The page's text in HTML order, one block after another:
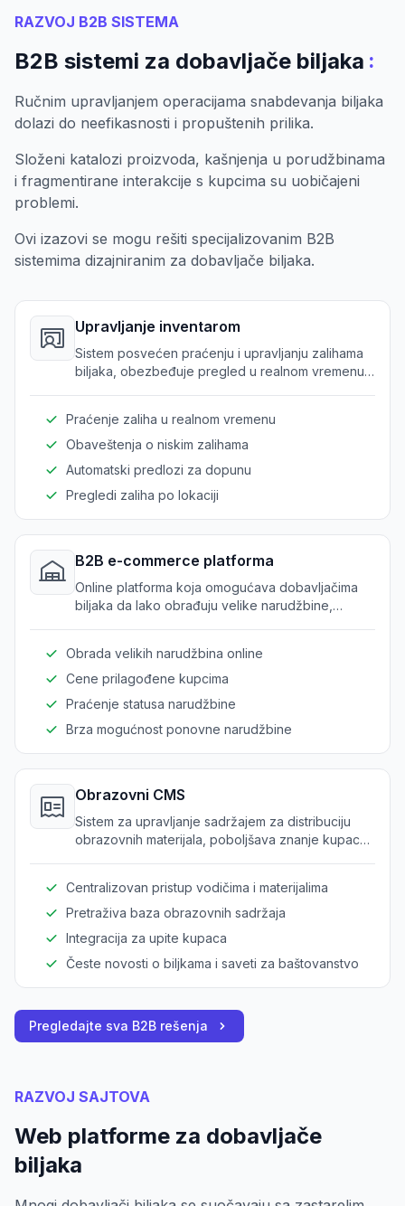
RAZVOJ B2B SISTEMA
B2B sistemi za dobavljače biljaka :
Ručnim upravljanjem operacijama snabdevanja biljaka
dolazi do neefikasnosti i propuštenih prilika.
Složeni katalozi proizvoda, kašnjenja u porudžbinama
i fragmentirane interakcije s kupcima su uobičajeni
problemi.
Ovi izazovi se mogu rešiti specijalizovanim B2B
sistemima dizajniranim za dobavljače biljaka.
Upravljanje inventarom
Sistem posvećen praćenju i upravljanju zalihama
biljaka, obezbeđuje pregled u realnom vremenu
Praćenje zaliha u realnom vremenu
Obaveštenja o niskim zalihama
Automatski predlozi za dopunu
Pregledi zaliha po lokaciji
B2B e-commerce platforma
Online platforma koja omogućava dobavljačima
biljaka da lako obrađuju velike narudžbine,
Obrada velikih narudžbina online
Cene prilagođene kupcima
Praćenje statusa narudžbine
Brza mogućnost ponovne narudžbine
Obrazovni CMS
Sistem za upravljanje sadržajem za distribuciju
obrazovnih materijala, poboljšava znanje kupaca i
Centralizovan pristup vodičima i materijalima
Pretraživa baza obrazovnih sadržaja
Integracija za upite kupaca
Česte novosti o biljkama i saveti za baštovanstvo
Pregledajte sva B2B rešenja
RAZVOJ SAJTOVA
Web platforme za dobavljače
biljaka